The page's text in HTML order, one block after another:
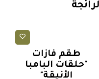
طقم فازات
"حلقات البامبا
الأنيقة"